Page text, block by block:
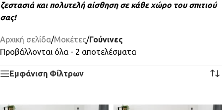
ζεστασιά και πολυτελή αίσθηση σε κάθε χώρο του σπιτιού
σας!
Αρχική σελίδα/Μοκέτες/Γούνινες
Προβάλλονται όλα - 2 αποτελέσματα
Εμφάνιση Φίλτρων